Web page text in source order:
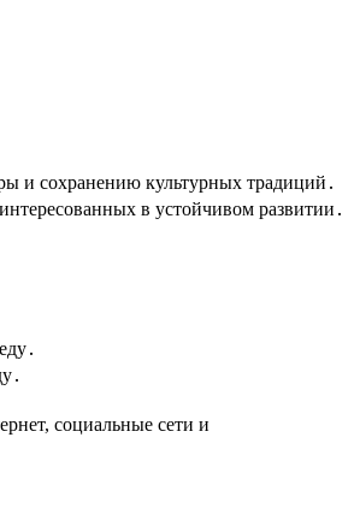
и сохранению культурных традиций․
в устойчивом развитии․
социальные сети и